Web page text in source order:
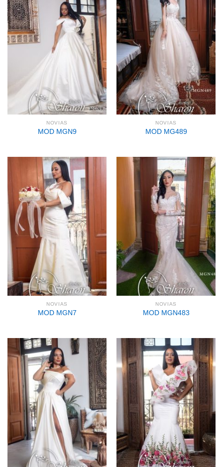
NOVIAS
MOD MGN9
NOVIAS
MOD MG489
NOVIAS
MOD MGN7
NOVIAS
MOD MGN483